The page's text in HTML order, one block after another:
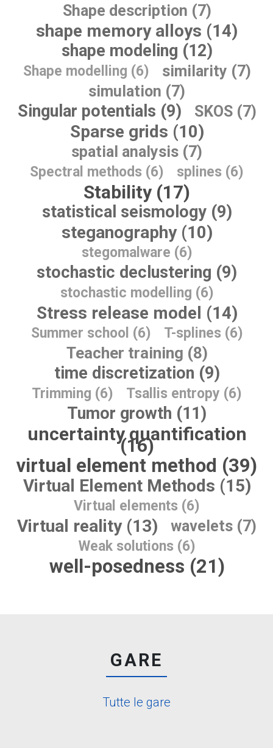
Shape description (7)
shape memory alloys (14)
shape modeling (12)
Shape modelling (6)
similarity (7)
simulation (7)
Singular potentials (9) SKOS (7)
Sparse grids (10)
spatial analysis (7)
Spectral methods (6) splines (6)
Stability (17)
statistical seismology (9)
steganography (10)
stegomalware (6)
stochastic declustering (9)
stochastic modelling (6)
Stress release model (14)
Summer school (6) T-splines (6)
Teacher training (8)
time discretization (9)
Trimming (6) Tsallis entropy (6)
Tumor growth (11)
uncertainty quantification
(16)
virtual element method (39)
Virtual Element Methods (15)
Virtual elements (6)
Virtual reality (13) wavelets (7)
Weak solutions (6)
well-posedness (21)
GARE
Tutte le gare